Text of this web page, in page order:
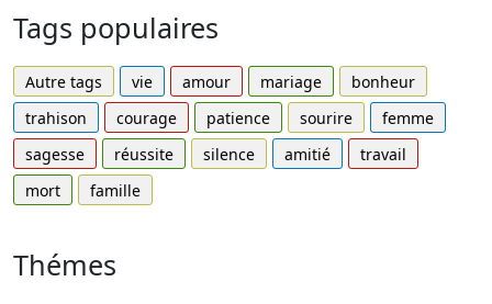
Tags populaires
Autre tags vie amour mariage
bonheur
trahison
courage patience sourire
femme
sagesse
réussite silence amitié
travail
mort
famille
Thémes